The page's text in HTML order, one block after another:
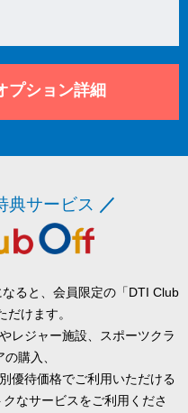
プション詳細
典サービス ／
ると、会員限定の「DTI Club
けます。
レジャー施設、スポーツクラ
購入、
優待価格でご利用いただける
なサービスをご利用くださ